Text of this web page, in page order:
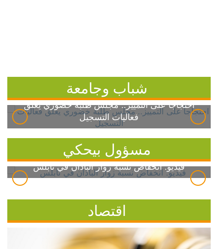
شباب وجامعة
احتجاجاً على التمييز.. مجلس طلبة خضوري يعلق
فعاليات التسجيل
مسؤول بيحكي
فيديو: انخفاض نسبة زوار الباذان في نابلس
اقتصاد